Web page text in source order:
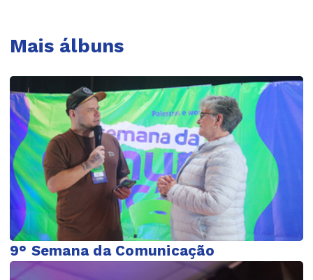
Mais álbuns
9° Semana da Comunicação